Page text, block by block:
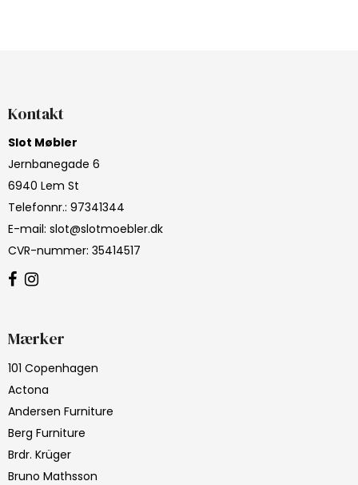
Kontakt
Slot Møbler
Jernbanegade 6
6940 Lem St
Telefonnr.: 97341344
E-mail: slot@slotmoebler.dk
CVR-nummer: 35414517
Mærker
101 Copenhagen
Actona
Andersen Furniture
Berg Furniture
Brdr. Krüger
Bruno Mathsson